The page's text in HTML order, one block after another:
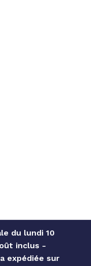
du lundi 10
inclus -
expédiée sur
ACS INFORMATIQUE